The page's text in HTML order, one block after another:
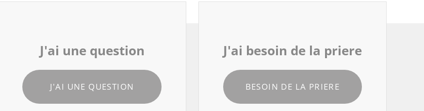
J'ai une question
J'AI UNE QUESTION
J'ai besoin de la priere
BESOIN DE LA PRIERE